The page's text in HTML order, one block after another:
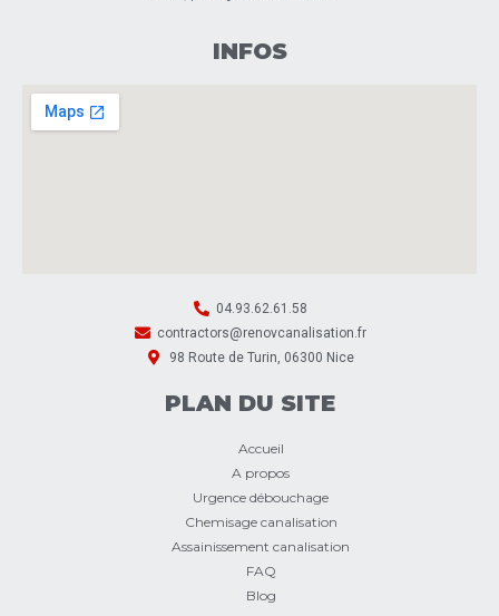
INFOS
04.93.62.61.58
contractors@renovcanalisation.fr
98 Route de Turin, 06300 Nice
PLAN DU SITE
Accueil
A propos
Urgence débouchage
Chemisage canalisation
Assainissement canalisation
FAQ
Blog